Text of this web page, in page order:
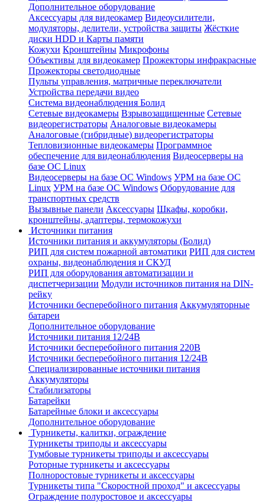
Дополнительное оборудование
Аксессуары для видеокамер Видеоусилители,
модуляторы, делители, устройства защиты Жёсткие
диски HDD и Карты памяти
Кожухи Кронштейны Микрофоны
Объективы для видеокамер Прожекторы инфракрасные
Прожекторы светодиодные
Пульты управления, матричные переключатели
Устройства передачи видео
Система видеонаблюдения Болид
Сетевые видеокамеры Взрывозащищенные Сетевые
видеорегистраторы Аналоговые видеокамеры
Аналоговые (гибридные) видеорегистраторы
Тепловизионные видеокамеры Программное
обеспечение для видеонаблюдения Видеосерверы на
базе ОС Linux
Видеосерверы на базе ОС Windows УРМ на базе ОС
Linux УРМ на базе ОС Windows Оборудование для
транспортных средств
Вызывные панели Аксессуары Шкафы, коробки,
кронштейны, адаптеры, термокожухи
Источники питания
Источники питания и аккумуляторы (Болид)
РИП для систем пожарной автоматики РИП для систем
охраны, видеонаблюдения и СКУД
РИП для оборудования автоматизации и
диспетчеризации Модули источников питания на DIN-
рейку
Источники бесперебойного питания Аккумуляторные
батареи
Дополнительное оборудование
Источники питания 12/24В
Источники бесперебойного питания 220В
Источники бесперебойного питания 12/24В
Специализированные источники питания
Аккумуляторы
Стабилизаторы
Батарейки
Батарейные блоки и аксессуары
Дополнительное оборудование
Турникеты, калитки, ограждение
Турникеты триподы и аксессуары
Тумбовые турникеты триподы и аксессуары
Роторные турникеты и аксессуары
Полноростовые турникеты и аксессуары
Турникеты типа "Скоростной проход" и аксессуары
Ограждение полуростовое и аксессуары